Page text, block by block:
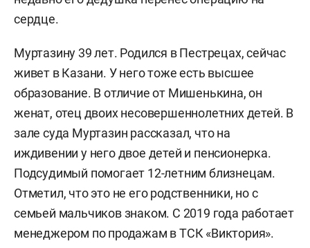
сердце.
Муртазину 39 лет. Родился в Пестрецах, сейчас
живет в Казани. У него тоже есть высшее
образование. В отличие от Мишенькина, он
женат, отец двоих несовершеннолетних детей. В
зале суда Муртазин рассказал, что на
иждивении у него двое детей и пенсионерка.
Подсудимый помогает 12-летним близнецам.
Отметил, что это не его родственники, но с
семьей мальчиков знаком. С 2019 года работает
менеджером по продажам в ТСК «Виктория».